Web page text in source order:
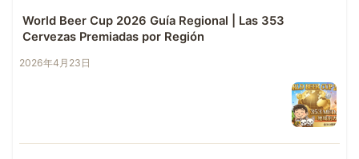
World Beer Cup 2026 Guía Regional | Las 353
Cervezas Premiadas por Región
2026年4月23日